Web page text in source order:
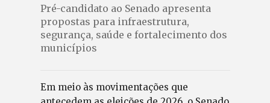
Pré-candidato ao Senado apresenta
propostas para infraestrutura,
segurança, saúde e fortalecimento dos
municípios
Em meio às movimentações que